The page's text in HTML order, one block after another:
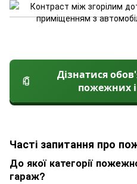
Дізнатися
пожежних
Часті запитання про
До якої категорії
гараж?